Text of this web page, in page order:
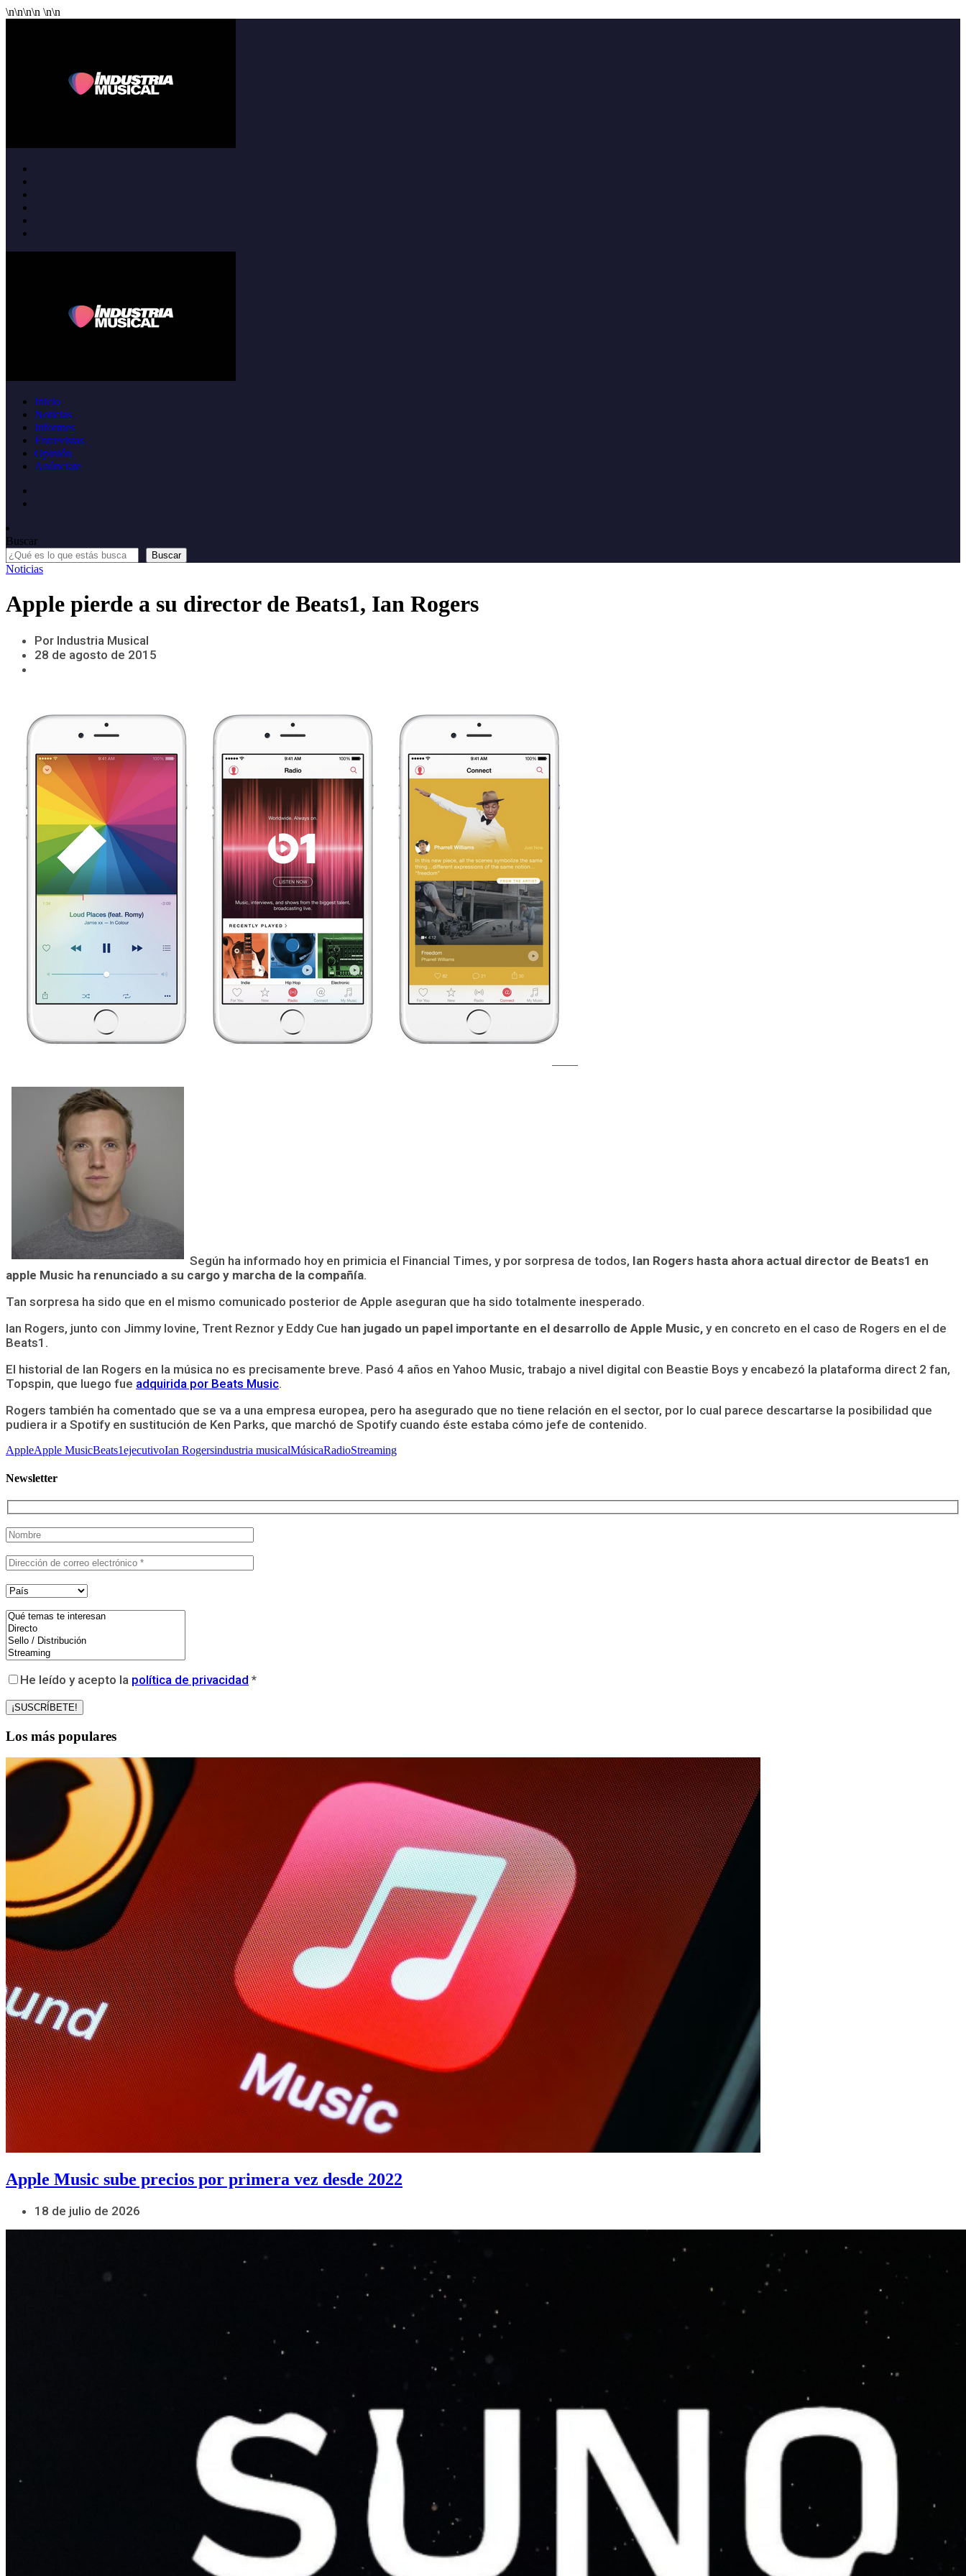
\n\n\n\n \n\n
Inicio
Noticias
Informes
Entrevistas
Opinión
Anúnciate
Buscar
Buscar
Noticias
Apple pierde a su director de Beats1, Ian Rogers
Por Industria Musical
28 de agosto de 2015
Según ha informado hoy en primicia el Financial Times, y por sorpresa de todos, Ian Rogers hasta ahora actual director de Beats1 en
apple Music ha renunciado a su cargo y marcha de la compañía.
Tan sorpresa ha sido que en el mismo comunicado posterior de Apple aseguran que ha sido totalmente inesperado.
Ian Rogers, junto con Jimmy Iovine, Trent Reznor y Eddy Cue han jugado un papel importante en el desarrollo de Apple Music, y en concreto en el caso de Rogers en el de
Beats1.
El historial de Ian Rogers en la música no es precisamente breve. Pasó 4 años en Yahoo Music, trabajo a nivel digital con Beastie Boys y encabezó la plataforma direct 2 fan,
Topspin, que luego fue adquirida por Beats Music.
Rogers también ha comentado que se va a una empresa europea, pero ha asegurado que no tiene relación en el sector, por lo cual parece descartarse la posibilidad que
pudiera ir a Spotify en sustitución de Ken Parks, que marchó de Spotify cuando éste estaba cómo jefe de contenido.
AppleApple MusicBeats1ejecutivoIan Rogersindustria musicalMúsicaRadioStreaming
Newsletter
He leído y acepto la política de privacidad *
Los más populares
Apple Music sube precios por primera vez desde 2022
18 de julio de 2026